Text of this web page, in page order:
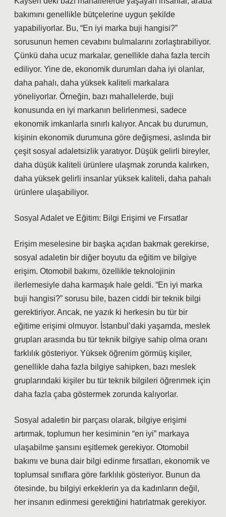
bakımını genellikle bütçelerine uygun şekilde
yapabiliyorlar. Bu, “En iyi marka buji hangisi?”
sorusunun hemen cevabını bulmalarını zorlaştırabiliyor.
Çünkü daha ucuz markalar, genellikle daha fazla tercih
ediliyor. Yine de, ekonomik durumları daha iyi olanlar,
daha pahalı, daha yüksek kaliteli markalara
yöneliyorlar. Örneğin, bazı mahallelerde, buji
konusunda en iyi markanın belirlenmesi, sadece
ekonomik imkanlarla sınırlı kalıyor. Ancak bu durumun,
kişinin ekonomik durumuna göre değişmesi, aslında bir
çeşit sosyal adaletsizlik yaratıyor. Düşük gelirli bireyler,
daha düşük kaliteli ürünlere ulaşmak zorunda kalırken,
daha yüksek gelirli insanlar yüksek kaliteli, daha pahalı
ürünlere ulaşabiliyor.
Sosyal Adalet ve Eğitim: Bilgi Erişimi ve Fırsatlar
Erişim meselesine bir başka açıdan bakmak gerekirse,
sosyal adaletin bir diğer boyutu da eğitim ve bilgiye
erişim. Otomobil bakımı, özellikle teknolojinin
ilerlemesiyle daha karmaşık hale geldi. “En iyi marka
buji hangisi?” sorusu bile, bazen ciddi bir teknik bilgi
gerektiriyor. Ancak, ne yazık ki herkesin bu tür bir
eğitime erişimi olmuyor. İstanbul’daki yaşamda, meslek
grupları arasında bu tür teknik bilgiye sahip olma oranı
farklılık gösteriyor. Yüksek öğrenim görmüş kişiler,
genellikle daha fazla bilgiye sahipken, bazı meslek
gruplarındaki kişiler bu tür teknik bilgileri öğrenmek için
daha fazla çaba göstermek zorunda kalıyorlar.
Sosyal adaletin bir parçası olarak, bilgiye erişimi
artırmak, toplumun her kesiminin “en iyi” markaya
ulaşabilme şansını eşitlemek gerekiyor. Otomobil
bakımı ve buna dair bilgi edinme fırsatları, ekonomik ve
toplumsal sınıflara göre farklılık gösteriyor. Bunun da
ötesinde, bu bilgiyi erkeklerin ya da kadınların değil,
her insanın edinmesi gerektiğini hatırlatmak gerekiyor.